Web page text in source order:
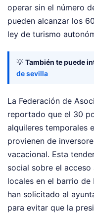
operar sin el número
pueden alcanzar los
ley de turismo
💡 También te puede
de sevilla
La Federación de
reportado que el 30
alquileres temporales
provienen de
vacacional. Esta
social sobre el
locales en el barrio de
han solicitado al
para evitar que la